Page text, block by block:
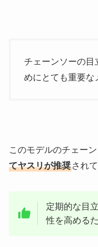
チェーンソーの目
めにとても重要な
このモデルのチェーン
てヤスリが推奨されて
定期的な目
性を高める